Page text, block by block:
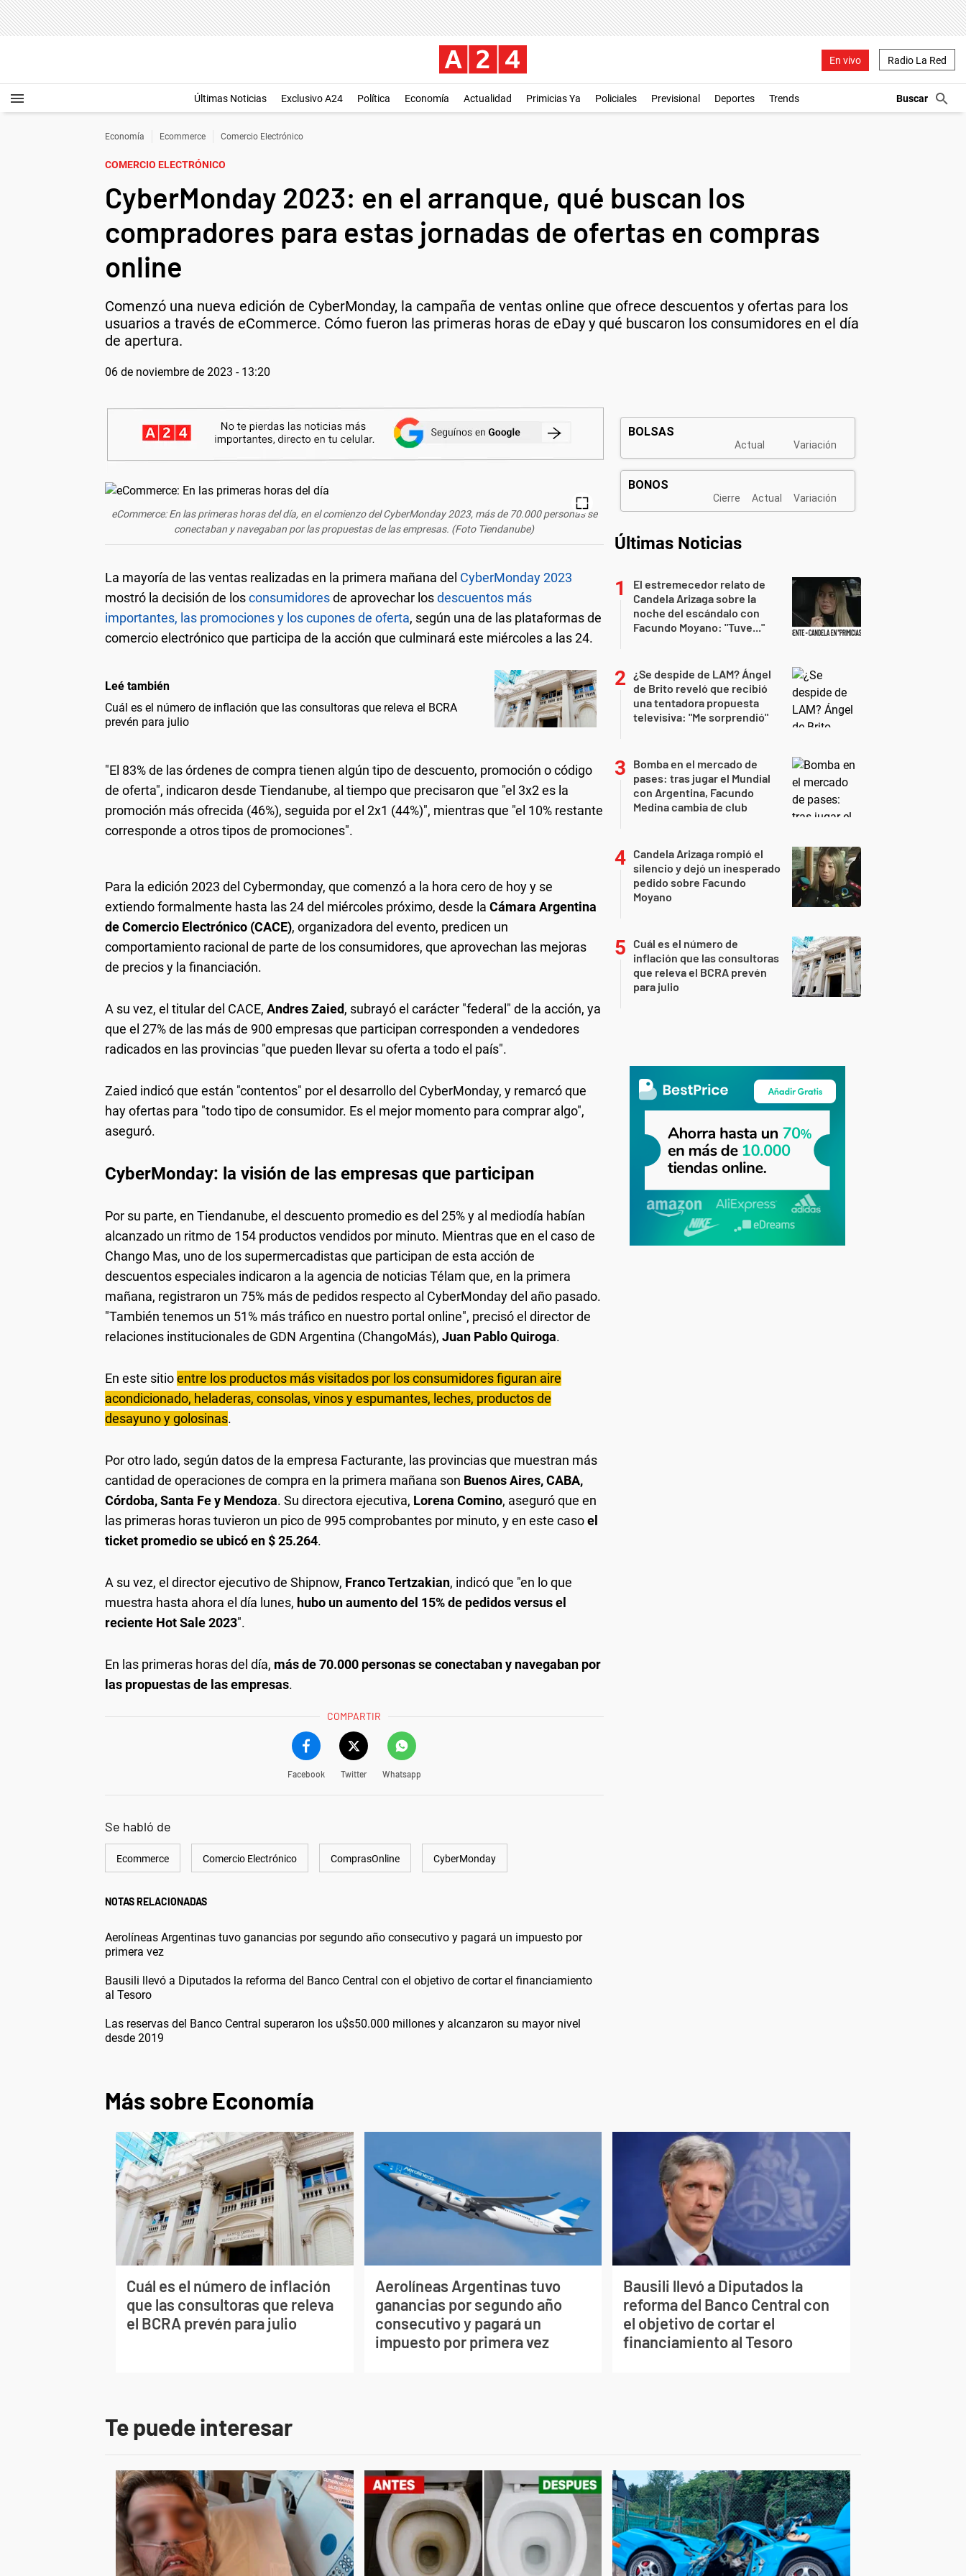
En vivo Radio La Red
Últimas Noticias Exclusivo A24 Política Economía Actualidad Primicias Ya Policiales Previsional Deportes Trends
Economía Ecommerce Comercio Electrónico
COMERCIO ELECTRÓNICO
CyberMonday 2023: en el arranque, qué buscan los
compradores para estas jornadas de ofertas en compras
online
Comenzó una nueva edición de CyberMonday, la campaña de ventas online que ofrece descuentos y ofertas para los
usuarios a través de eCommerce. Cómo fueron las primeras horas de eDay y qué buscaron los consumidores en el día
de apertura.
06 de noviembre de 2023 - 13:20
eCommerce: En las primeras horas del día, en el comienzo del CyberMonday 2023, más de 70.000 personas se
conectaban y navegaban por las propuestas de las empresas. (Foto Tiendanube)
La mayoría de las ventas realizadas en la primera mañana del CyberMonday 2023
mostró la decisión de losconsumidoresde aprovechar losdescuentos más
importantes, las promociones y los cupones de oferta, según una de las plataformas de
comercio electrónico que participa de la acción que culminará este miércoles a las 24.
Leé también
Cuál es el número de inflación que las consultoras que releva el BCRA
prevén para julio
"El 83% de las órdenes de compra tienen algún tipo de descuento, promoción o código
de oferta", indicaron desde Tiendanube, al tiempo que precisaron que "el 3x2 es la
promoción más ofrecida (46%), seguida por el 2x1 (44%)", mientras que "el 10% restante
corresponde a otros tipos de promociones".
Para la edición 2023 del Cybermonday, que comenzó a la hora cero de hoy y se
extiendo formalmente hasta las 24 del miércoles próximo, desde la Cámara Argentina
de Comercio Electrónico (CACE), organizadora del evento, predicen un
comportamiento racional de parte de los consumidores, que aprovechan las mejoras
de precios y la financiación.
A su vez, el titular del CACE, Andres Zaied, subrayó el carácter "federal" de la acción, ya
que el 27% de las más de 900 empresas que participan corresponden a vendedores
radicados en las provincias "que pueden llevar su oferta a todo el país".
Zaied indicó que están "contentos" por el desarrollo del CyberMonday, y remarcó que
hay ofertas para "todo tipo de consumidor. Es el mejor momento para comprar algo",
aseguró.
CyberMonday: la visión de las empresas que participan
Por su parte, en Tiendanube, el descuento promedio es del 25% y al mediodía habían
alcanzado un ritmo de 154 productos vendidos por minuto. Mientras que en el caso de
Chango Mas, uno de los supermercadistas que participan de esta acción de
descuentos especiales indicaron a la agencia de noticias Télam que, en la primera
mañana, registraron un 75% más de pedidos respecto al CyberMonday del año pasado.
"También tenemos un 51% más tráfico en nuestro portal online", precisó el director de
relaciones institucionales de GDN Argentina (ChangoMás), Juan Pablo Quiroga.
En este sitioentre los productos más visitados por los consumidores figuran aire
acondicionado, heladeras, consolas, vinos y espumantes, leches, productos de
desayuno y golosinas.
Por otro lado, según datos de la empresa Facturante, las provincias que muestran más
cantidad de operaciones de compra en la primera mañana son Buenos Aires, CABA,
Córdoba, Santa Fe y Mendoza. Su directora ejecutiva, Lorena Comino, aseguró que en
las primeras horas tuvieron un pico de 995 comprobantes por minuto, y en este casoel
ticket promedio se ubicó en $ 25.264.
A su vez, el director ejecutivo de Shipnow, Franco Tertzakian, indicó que "en lo que
muestra hasta ahora el día lunes, hubo un aumento del 15% de pedidos versus el
reciente Hot Sale 2023".
En las primeras horas del día, más de 70.000 personas se conectaban y navegaban por
las propuestas de las empresas.
COMPARTIR
Facebook Twitter Whatsapp
Se habló de
Ecommerce Comercio Electrónico ComprasOnline CyberMonday
NOTAS RELACIONADAS
Aerolíneas Argentinas tuvo ganancias por segundo año consecutivo y pagará un impuesto por
primera vez
Bausili llevó a Diputados la reforma del Banco Central con el objetivo de cortar el financiamiento
al Tesoro
Las reservas del Banco Central superaron los u$s50.000 millones y alcanzaron su mayor nivel
desde 2019
Últimas Noticias
El estremecedor relato de
Candela Arizaga sobre la
noche del escándalo con
Facundo Moyano: "Tuve..."
¿Se despide de LAM? Ángel
de Brito reveló que recibió
una tentadora propuesta
televisiva: "Me sorprendió"
Bomba en el mercado de
pases: tras jugar el Mundial
con Argentina, Facundo
Medina cambia de club
Candela Arizaga rompió el
silencio y dejó un inesperado
pedido sobre Facundo
Moyano
Cuál es el número de
inflación que las consultoras
que releva el BCRA prevén
para julio
Más sobre Economía
Cuál es el número de inflación
que las consultoras que releva
el BCRA prevén para julio
Aerolíneas Argentinas tuvo
ganancias por segundo año
consecutivo y pagará un
impuesto por primera vez
Bausili llevó a Diputados la
reforma del Banco Central con
el objetivo de cortar el
financiamiento al Tesoro
Te puede interesar